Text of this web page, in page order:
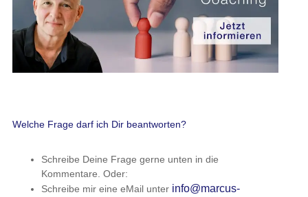
Welche Frage darf ich Dir beantworten?
Schreibe Deine Frage gerne unten in die
Kommentare. Oder:
Schreibe mir eine eMail unter info@marcus-